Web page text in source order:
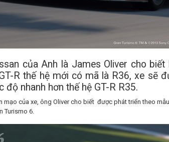
của Anh là James Oliver cho biết
R thế hệ mới có mã là R36, xe sẽ
độ nhanh hơn thế hệ GT-R R35.
mạo của xe, ông Oliver cho biết được phát triển theo
Turismo 6.